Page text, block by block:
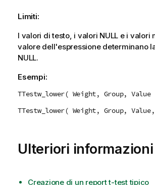
Limiti:
I valori di testo, i valori NULL e i valori
valore dell'espressione determinano
NULL.
Esempi:
TTestw_lower( Weight, Group, Value
TTestw_lower( Weight, Group,
Ulteriori informazioni
Creazione di un report t-test tipico